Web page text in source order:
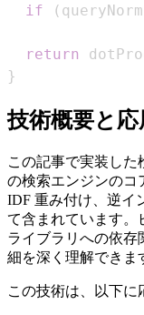
if
( queryNorm
return
}
技術概要と
この記事で実装し
の検索エンジンのコ
IDF 重み付け、逆イ
て含まれています。
ライブラリへの依存
細を深く理解できま
この技術は、以下に